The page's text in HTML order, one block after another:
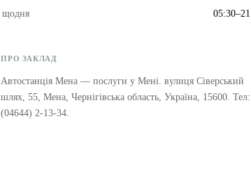
щодня
ПРО ЗАКЛАД
Автостанція Мена — послуги у Мені. вулиця Сіверський
шлях, 55, Мена, Чернігівська область, Україна, 15600. Тел:
(04644) 2-13-34.